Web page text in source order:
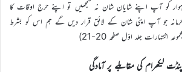
کو آپ اپنے شایان شان نہ سمجھیں تو اپنے حرج اوقات کا
جرمانہ جو آپ اپنی شان کے لائق قرار دیں گے ہم اس کو بشرط
جلد اوّل صفحہ 20-21)
پنڈت لیکھرام کی مقابلے پر آمادگی